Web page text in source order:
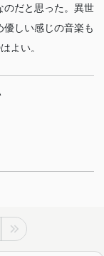
のだと思った。異世
しい感じの音楽も
よい。